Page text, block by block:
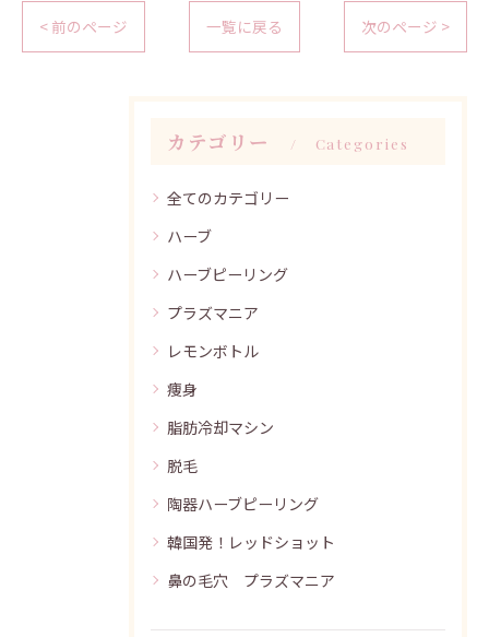
< 前のページ 一覧に戻る 次のページ >
カテゴリー Categories
全てのカテゴリー
ハーブ
ハーブピーリング
プラズマニア
レモンボトル
痩身
脂肪冷却マシン
脱毛
陶器ハーブピーリング
韓国発！レッドショット
鼻の毛穴 プラズマニア